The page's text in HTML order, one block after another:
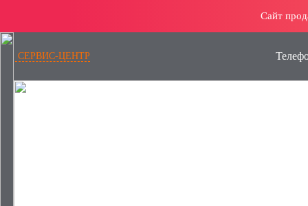
Сайт
СЕРВИС-ЦЕНТР